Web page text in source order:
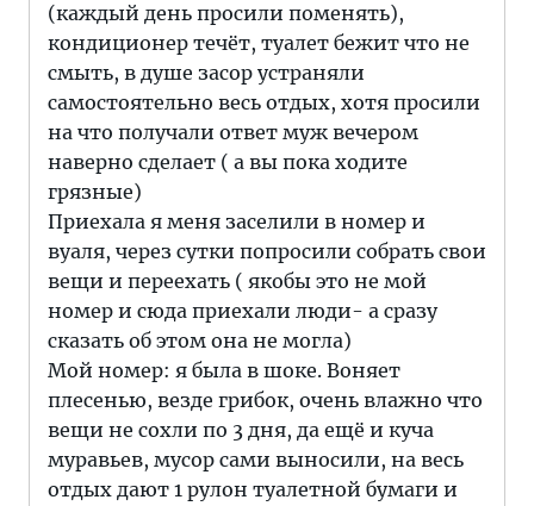
(каждый день просили поменять),
кондиционер течёт, туалет бежит что не
смыть, в душе засор устраняли
самостоятельно весь отдых, хотя просили
на что получали ответ муж вечером
наверно сделает ( а вы пока ходите
грязные)
Приехала я меня заселили в номер и
вуаля, через сутки попросили собрать свои
вещи и переехать ( якобы это не мой
номер и сюда приехали люди- а сразу
сказать об этом она не могла)
Мой номер: я была в шоке. Воняет
плесенью, везде грибок, очень влажно что
вещи не сохли по 3 дня, да ещё и куча
муравьев, мусор сами выносили, на весь
отдых дают 1 рулон туалетной бумаги и